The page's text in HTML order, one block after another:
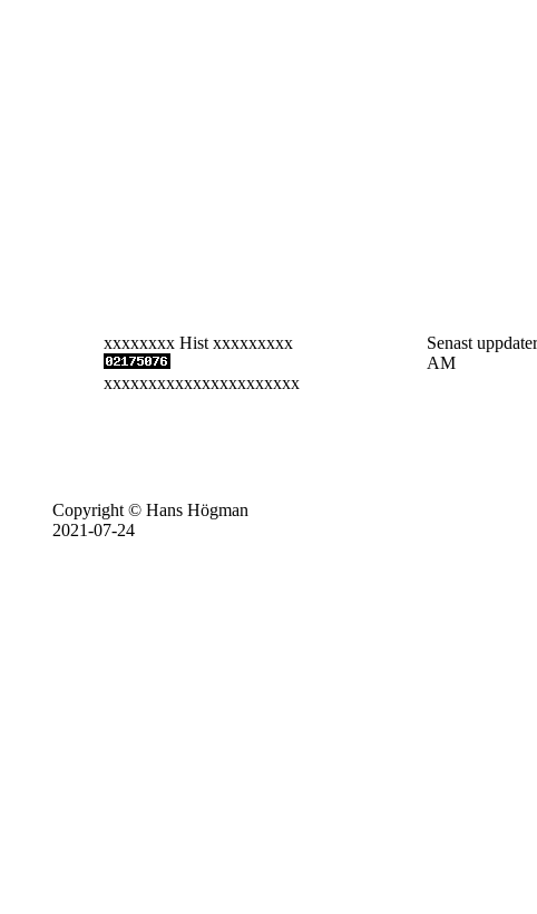
Copyright © Hans Högman
2021-07-24
xxxxxxxx Hist xxxxxxxxx
xxxxxxxxxxxxxxxxxxxxxx
Senast
AM